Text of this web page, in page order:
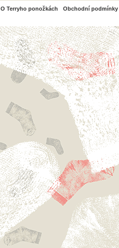
O Terryho ponožkách Obchodní podmínky
PayPal